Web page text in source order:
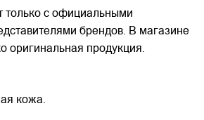
только с официальными
брендов. В магазине
оригинальная продукция.
кожа.